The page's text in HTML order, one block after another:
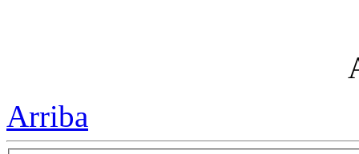
Arriba